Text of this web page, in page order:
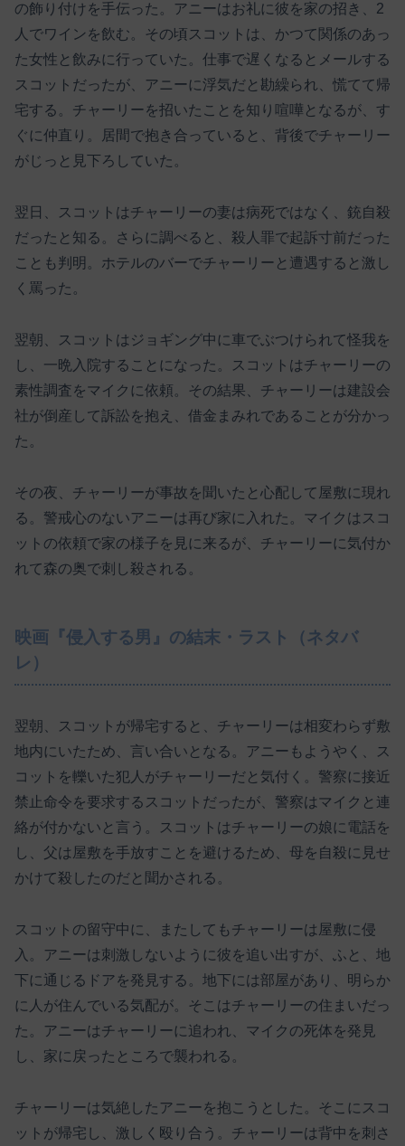
の飾り付けを手伝った。アニーはお礼に彼を家の招き、2
人でワインを飲む。その頃スコットは、かつて関係のあっ
た女性と飲みに行っていた。仕事で遅くなるとメールする
スコットだったが、アニーに浮気だと勘繰られ、慌てて帰
宅する。チャーリーを招いたことを知り喧嘩となるが、す
ぐに仲直り。居間で抱き合っていると、背後でチャーリー
がじっと見下ろしていた。
翌日、スコットはチャーリーの妻は病死ではなく、銃自殺
だったと知る。さらに調べると、殺人罪で起訴寸前だった
ことも判明。ホテルのバーでチャーリーと遭遇すると激し
く罵った。
翌朝、スコットはジョギング中に車でぶつけられて怪我を
し、一晩入院することになった。スコットはチャーリーの
素性調査をマイクに依頼。その結果、チャーリーは建設会
社が倒産して訴訟を抱え、借金まみれであることが分かっ
た。
その夜、チャーリーが事故を聞いたと心配して屋敷に現れ
る。警戒心のないアニーは再び家に入れた。マイクはスコ
ットの依頼で家の様子を見に来るが、チャーリーに気付か
れて森の奥で刺し殺される。
映画『侵入する男』の結末・ラスト（ネタバ
レ）
翌朝、スコットが帰宅すると、チャーリーは相変わらず敷
地内にいたため、言い合いとなる。アニーもようやく、ス
コットを轢いた犯人がチャーリーだと気付く。警察に接近
禁止命令を要求するスコットだったが、警察はマイクと連
絡が付かないと言う。スコットはチャーリーの娘に電話を
し、父は屋敷を手放すことを避けるため、母を自殺に見せ
かけて殺したのだと聞かされる。
スコットの留守中に、またしてもチャーリーは屋敷に侵
入。アニーは刺激しないように彼を追い出すが、ふと、地
下に通じるドアを発見する。地下には部屋があり、明らか
に人が住んでいる気配が。そこはチャーリーの住まいだっ
た。アニーはチャーリーに追われ、マイクの死体を発見
し、家に戻ったところで襲われる。
チャーリーは気絶したアニーを抱こうとした。そこにスコ
ットが帰宅し、激しく殴り合う。チャーリーは背中を刺さ